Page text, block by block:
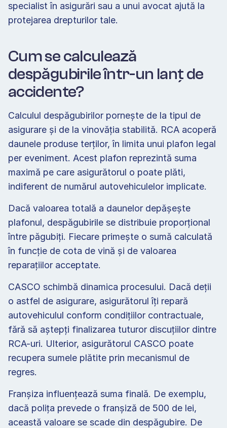
specialist în asigurări sau a unui avocat ajută la
protejarea drepturilor tale.
Cum se calculează
despăgubirile într-un lanț de
accidente?
Calculul despăgubirilor pornește de la tipul de
asigurare și de la vinovăția stabilită. RCA acoperă
daunele produse terților, în limita unui plafon legal
per eveniment. Acest plafon reprezintă suma
maximă pe care asigurătorul o poate plăti,
indiferent de numărul autovehiculelor implicate.
Dacă valoarea totală a daunelor depășește
plafonul, despăgubirile se distribuie proporțional
între păgubiți. Fiecare primește o sumă calculată
în funcție de cota de vină și de valoarea
reparațiilor acceptate.
CASCO schimbă dinamica procesului. Dacă deții
o astfel de asigurare, asigurătorul îți repară
autovehiculul conform condițiilor contractuale,
fără să aștepți finalizarea tuturor discuțiilor dintre
RCA-uri. Ulterior, asigurătorul CASCO poate
recupera sumele plătite prin mecanismul de
regres.
Franșiza influențează suma finală. De exemplu,
dacă polița prevede o franșiză de 500 de lei,
această valoare se scade din despăgubire. De